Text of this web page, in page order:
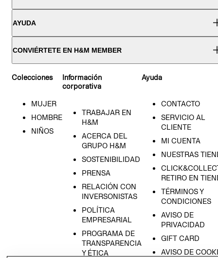
AYUDA
CONVIÉRTETE EN H&M MEMBER
Colecciones
MUJER
HOMBRE
NIÑOS
Información
corporativa
TRABAJAR EN
H&M
ACERCA DEL
GRUPO H&M
SOSTENIBILIDAD
PRENSA
RELACIÓN CON
INVERSONISTAS
POLÍTICA
EMPRESARIAL
PROGRAMA DE
TRANSPARENCIA
Y ÉTICA
Ayuda
CONTACTO
SERVICIO AL
CLIENTE
MI CUENTA
NUESTRAS
RETIRO EN
TÉRMINOS Y
CONDICIONES
AVISO DE
PRIVACIDAD
GIFT CARD
AVISO DE